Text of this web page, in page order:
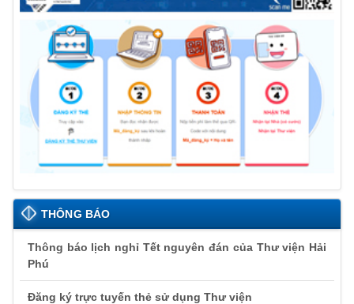
THÔNG BÁO
Thông báo lịch nghỉ Tết nguyên đán của Thư viện Hải
Phú
Đăng ký trực tuyến thẻ sử dụng Thư viện